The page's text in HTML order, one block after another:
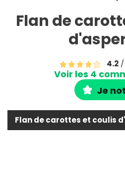
Flan de
4.2/
Voir les 4
Je
Flan de carottes et coulis